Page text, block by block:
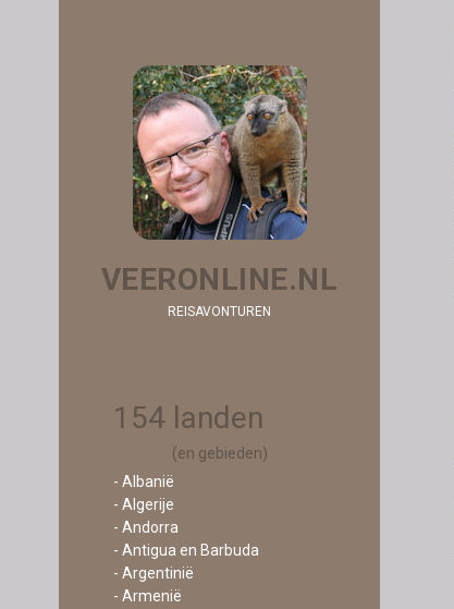
VEERONLINE.NL
REISAVONTUREN
154 landen
(en gebieden)
- Albanië
- Algerije
- Andorra
- Antigua en Barbuda
- Argentinië
- Armenië